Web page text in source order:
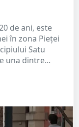
de ani, este
în zona Pieței
Satu
una dintre...